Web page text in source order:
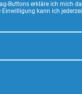
Buttons erkläre ich mich
kann ich